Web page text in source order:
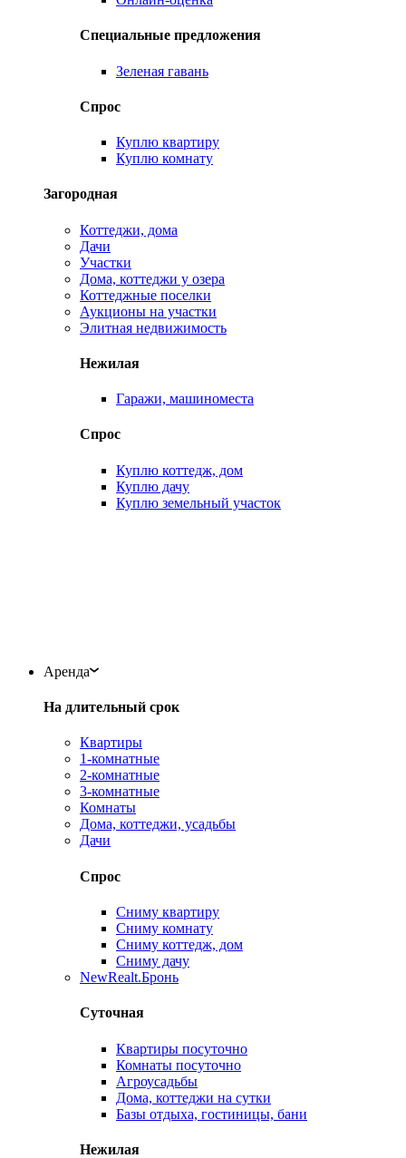
Специальные предложения
Зеленая гавань
Спрос
Куплю квартиру
Куплю комнату
Загородная
Коттеджи, дома
Дачи
Участки
Дома, коттеджи у озера
Коттеджные поселки
Аукционы на участки
Элитная недвижимость
Нежилая
Гаражи, машиноместа
Спрос
Куплю коттедж, дом
Куплю дачу
Куплю земельный участок
Аренда
На длительный срок
Квартиры
1-комнатные
2-комнатные
3-комнатные
Комнаты
Дома, коттеджи, усадьбы
Дачи
Спрос
Сниму квартиру
Сниму комнату
Сниму коттедж, дом
Сниму дачу
NewRealt.Бронь
Суточная
Квартиры посуточно
Комнаты посуточно
Агроусадьбы
Дома, коттеджи на сутки
Базы отдыха, гостиницы, бани
Нежилая